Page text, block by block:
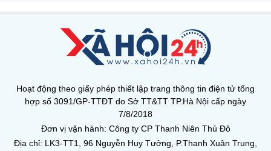
Hoạt động theo giấy phép thiết lập trang thông tin điện tử tổng
hợp số 3091/GP-TTĐT do Sở TT&TT TP.Hà Nội cấp ngày
7/8/2018
Đơn vị vận hành: Công ty CP Thanh Niên Thủ Đô
Địa chỉ: LK3-TT1, 96 Nguyễn Huy Tưởng, P.Thanh Xuân Trung,